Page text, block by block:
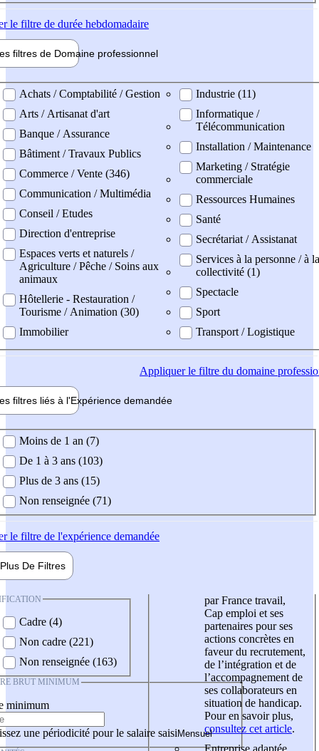
le filtre de durée hebdomadaire
filtres de Domaine professionnel
professionel
Achats / Comptabilité / Gestion
Arts / Artisanat d'art
Banque / Assurance
Bâtiment / Travaux Publics
Commerce / Vente (346)
Communication / Multimédia
Conseil / Etudes
Direction d'entreprise
Espaces verts et naturels /
Agriculture / Pêche / Soins aux
animaux
Hôtellerie - Restauration /
Tourisme / Animation (30)
Immobilier
Industrie (11)
Informatique /
Télécommunication
Installation / Maintenance
Marketing / Stratégie
commerciale
Ressources Humaines
Santé
Secrétariat / Assistanat
Services à la personne / à la
collectivité (1)
Spectacle
Sport
Transport / Logistique
Appliquerle filtre du domaine
filtres liés à l'Expérience demandée
demandée
Moins de 1 an (7)
De 1 à 3 ans (103)
Plus de 3 ans (15)
Non renseignée (71)
le filtre de l'expérience demandée
Plus De Filtres
Cadre (4)
Non cadre (221)
Non renseignée (163)
BRUT MINIMUM
minimum
une périodicité pour le salaire saisi
par France travail,
Cap emploi et ses
partenaires pour ses
actions concrètes en
faveur du recrutement,
de l’intégration et de
l’accompagnement de
ses collaborateurs en
situation de handicap.
Pour en savoir plus,
consultez cet article.
Entreprise adaptée